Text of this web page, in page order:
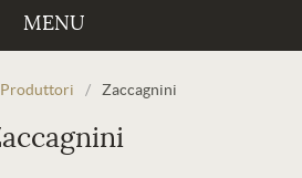
MENU
Produttori / Zaccagnini
Zaccagnini